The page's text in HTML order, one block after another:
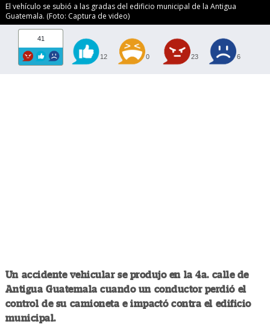
El vehículo se subió a las gradas del edificio municipal de la Antigua
Guatemala. (Foto: Captura de video)
41
12 0 23 6
Un accidente vehicular se produjo en la 4a. calle de
Antigua Guatemala cuando un conductor perdió el
control de su camioneta e impactó contra el edificio
municipal.